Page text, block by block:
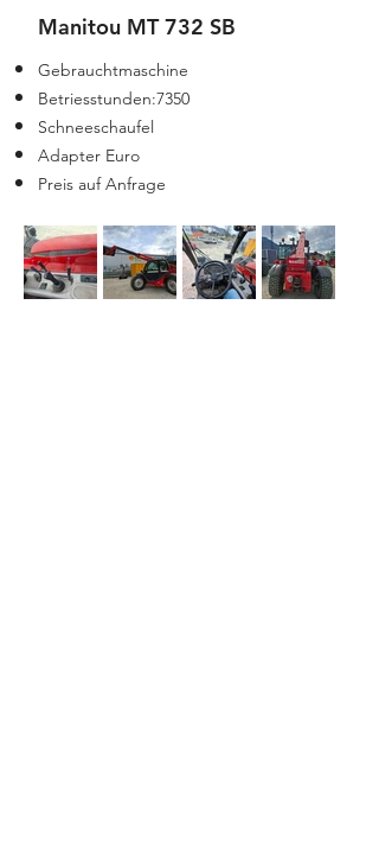
Manitou MT 732 SB
Gebrauchtmaschine
Betriesstunden:7350
Schneeschaufel
Adapter Euro
Preis auf Anfrage